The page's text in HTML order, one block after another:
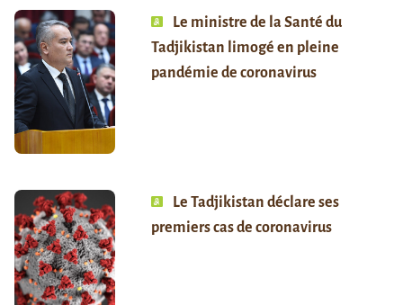
Le ministre de la Santé du
Tadjikistan limogé en pleine
pandémie de coronavirus
Le Tadjikistan déclare ses
premiers cas de coronavirus